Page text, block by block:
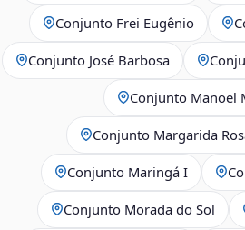
Conjunto Frei Eugênio
Conjunto José Barbosa
Conjunto Manoel
Conjunto Margarida
Conjunto Maringá I
Conjunto Morada do Sol